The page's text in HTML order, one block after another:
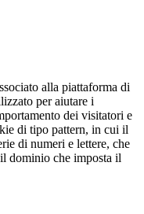
alla piattaforma di
per aiutare i
dei visitatori e
di tipo pattern, in cui il
di numeri e lettere, che
dominio che imposta il